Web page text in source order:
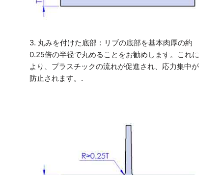
3. 丸みを付けた底部：リブの底部を基本肉厚の約
0.25倍の半径で丸めることをお勧めします。これに
より、プラスチックの流れが促進され、応力集中が
防止されます。.